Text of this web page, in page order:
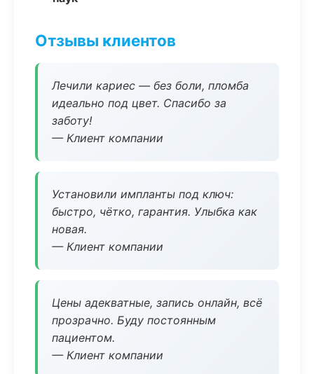
Отзывы клиентов
Лечили кариес — без боли, пломба
идеально под цвет. Спасибо за
заботу!
— Клиент компании
Установили импланты под ключ:
быстро, чётко, гарантия. Улыбка как
новая.
— Клиент компании
Цены адекватные, запись онлайн, всё
прозрачно. Буду постоянным
пациентом.
— Клиент компании